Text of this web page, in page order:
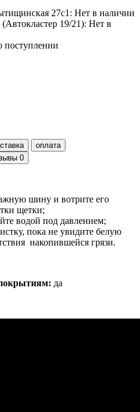
27с1: Нет в наличии
19/21): Нет в
поступлении
оплата
0
шину и вотрите его
щетки;
водой под давлением;
пока не увидите белую
накопившейся грязи.
да